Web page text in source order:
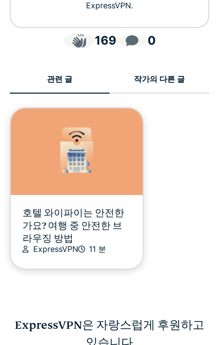
ExpressVPN.
169 0
관련 글 작가의 다른 글
호텔 와이파이는 안전한
가요? 여행 중 안전한 브
라우징 방법
ExpressVPN 11 분
ExpressVPN은 자랑스럽게 후원하고